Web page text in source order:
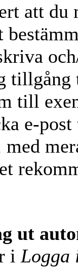
att
till
e-
med
ut
i Logga